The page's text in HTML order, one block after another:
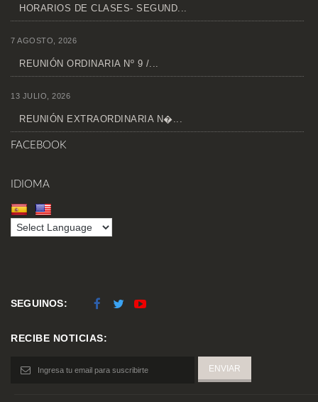
HORARIOS DE CLASES- SEGUND...
7 AGOSTO, 2026
REUNIÓN ORDINARIA Nº 9 /...
13 JULIO, 2026
REUNIÓN EXTRAORDINARIA N�...
FACEBOOK
IDIOMA
SEGUINOS:
RECIBE NOTICIAS: